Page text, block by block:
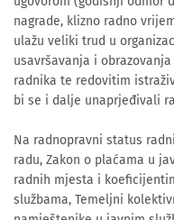
nagrade, klizno radno
ulažu veliki trud u
usavršavanja i
radnika te redovitim
bi se i dalje unaprjeđivali
Na radnopravni status
radu, Zakon o plaćama u
radnih mjesta i
službama, Temeljni